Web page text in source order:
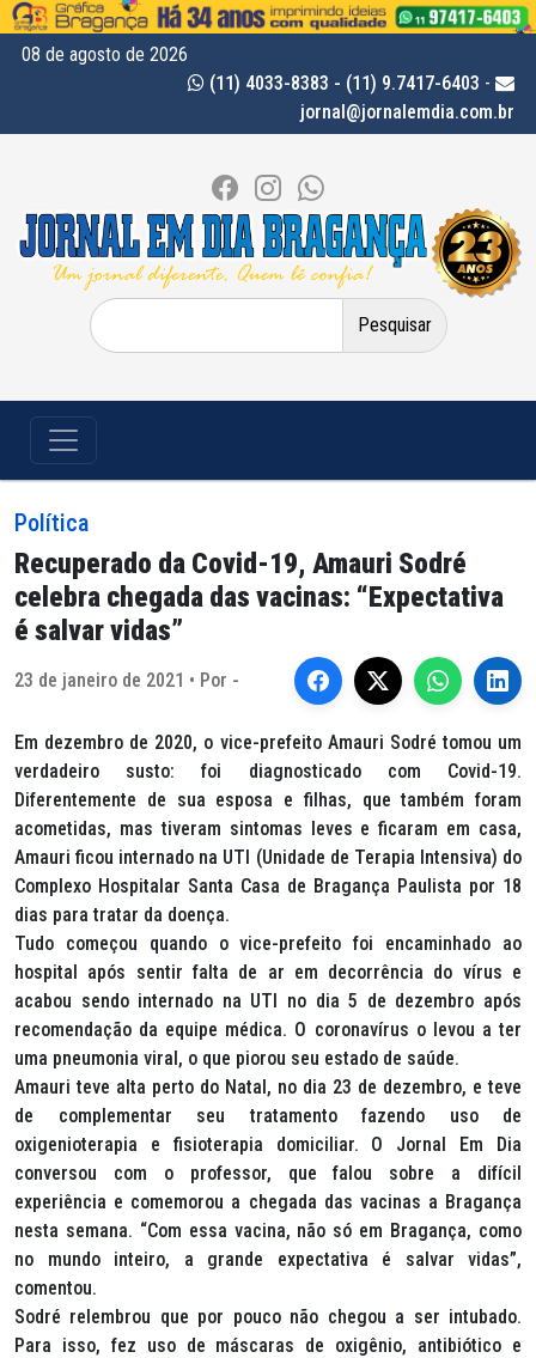
08 de agosto de 2026
(11) 4033-8383 - (11) 9.7417-6403 -
jornal@jornalemdia.com.br
Pesquisar
por:
Política
Recuperado da Covid-19, Amauri Sodré
celebra chegada das vacinas: “Expectativa
é salvar vidas”
23 de janeiro de 2021 • Por -
Em dezembro de 2020, o vice-prefeito Amauri Sodré tomou um
verdadeiro susto: foi diagnosticado com Covid-19.
Diferentemente de sua esposa e filhas, que também foram
acometidas, mas tiveram sintomas leves e ficaram em casa,
Amauri ficou internado na UTI (Unidade de Terapia Intensiva) do
Complexo Hospitalar Santa Casa de Bragança Paulista por 18
dias para tratar da doença.
Tudo começou quando o vice-prefeito foi encaminhado ao
hospital após sentir falta de ar em decorrência do vírus e
acabou sendo internado na UTI no dia 5 de dezembro após
recomendação da equipe médica. O coronavírus o levou a ter
uma pneumonia viral, o que piorou seu estado de saúde.
Amauri teve alta perto do Natal, no dia 23 de dezembro, e teve
de complementar seu tratamento fazendo uso de
oxigenioterapia e fisioterapia domiciliar. O Jornal Em Dia
conversou com o professor, que falou sobre a difícil
experiência e comemorou a chegada das vacinas a Bragança
nesta semana. “Com essa vacina, não só em Bragança, como
no mundo inteiro, a grande expectativa é salvar vidas”,
comentou.
Sodré relembrou que por pouco não chegou a ser intubado.
Para isso, fez uso de máscaras de oxigênio, antibiótico e